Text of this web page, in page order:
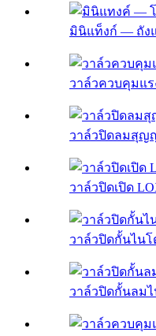
มินิแท็งก์ — ถัง
วาล์วควบคุมแ
วาล์วปิดลมสุญ
วาล์วปิดเปิด
วาล์วปิดกั้นไน
วาล์วปิดกั้นลม